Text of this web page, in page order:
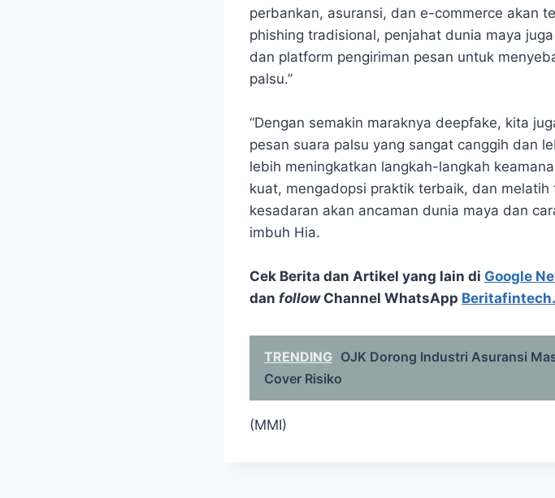
perbankan, asuransi, dan e-commerce akan
phishing tradisional, penjahat dunia maya
dan platform pengiriman pesan untuk
palsu.”
“Dengan semakin maraknya deepfake, kita
pesan suara palsu yang sangat canggih dan
lebih meningkatkan langkah-langkah
kuat, mengadopsi praktik terbaik, dan
kesadaran akan ancaman dunia maya dan
imbuh Hia.
Cek Berita dan Artikel yang lain di Google
dan follow Channel WhatsApp
TRENDING OJK Dorong Industri Asuransi
Cover Risiko
(MMI)